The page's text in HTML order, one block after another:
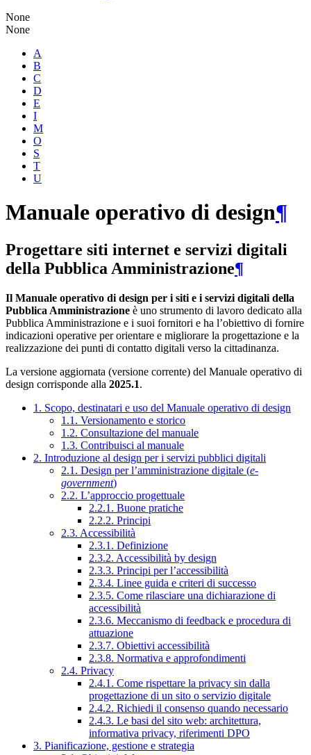
None
None
A
B
C
D
E
I
M
O
S
T
U
Manuale operativo di design¶
Progettare siti internet e servizi digitali
della Pubblica Amministrazione¶
Il Manuale operativo di design per i siti e i servizi digitali della
Pubblica Amministrazione è uno strumento di lavoro dedicato alla
Pubblica Amministrazione e i suoi fornitori e ha l’obiettivo di fornire
indicazioni operative per orientare e migliorare la progettazione e la
realizzazione dei punti di contatto digitali verso la cittadinanza.
La versione aggiornata (versione corrente) del Manuale operativo di
design corrisponde alla 2025.1.
1. Scopo, destinatari e uso del Manuale operativo di design
1.1. Versionamento e storico
1.2. Consultazione del manuale
1.3. Contribuisci al manuale
2. Introduzione al design per i servizi pubblici digitali
2.1. Design per l’amministrazione digitale (e-
government)
2.2. L’approccio progettuale
2.2.1. Buone pratiche
2.2.2. Principi
2.3. Accessibilità
2.3.1. Definizione
2.3.2. Accessibilità by design
2.3.3. Principi per l’accessibilità
2.3.4. Linee guida e criteri di successo
2.3.5. Come rilasciare una dichiarazione di
accessibilità
2.3.6. Meccanismo di feedback e procedura di
attuazione
2.3.7. Obiettivi accessibilità
2.3.8. Normativa e approfondimenti
2.4. Privacy
2.4.1. Come rispettare la privacy sin dalla
progettazione di un sito o servizio digitale
2.4.2. Richiedi il consenso quando necessario
2.4.3. Le basi del sito web: architettura,
informativa privacy, riferimenti DPO
3. Pianificazione, gestione e strategia